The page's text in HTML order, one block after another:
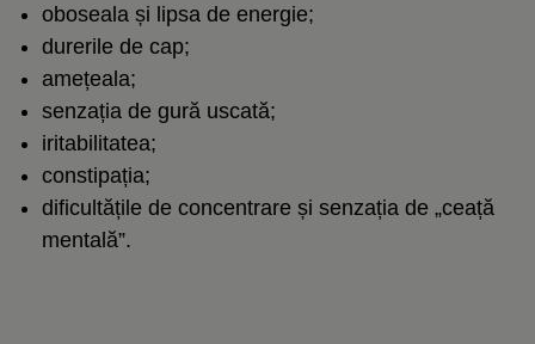
oboseala și lipsa de energie;
durerile de cap;
amețeala;
senzația de gură uscată;
iritabilitatea;
constipația;
dificultățile de concentrare și senzația de „ceață
mentală”.